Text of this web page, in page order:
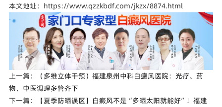
本文地址：https://www.qzzkbdf.com/jkzx/8874.html
上一篇：
（多维立体干预）福建泉州中科白癜风医院：光疗、药
物、中医调理多管齐下
下一篇：
【夏季防晒误区】白癜风不是“多晒太阳就能好”！福建